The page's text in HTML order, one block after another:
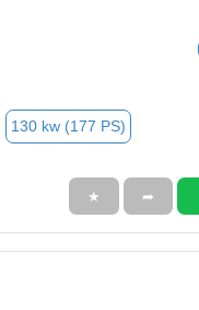
130 kw (177 PS)
★ ➦